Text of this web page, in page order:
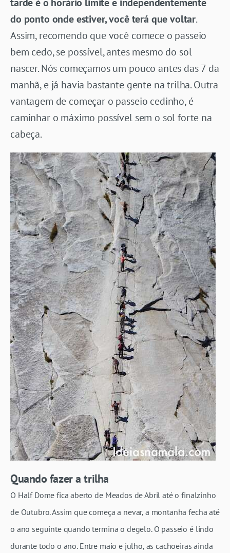
do ponto onde estiver, você terá que voltar.
Assim, recomendo que você comece o passeio
bem cedo, se possível, antes mesmo do sol
nascer. Nós começamos um pouco antes das 7 da
manhã, e já havia bastante gente na trilha. Outra
vantagem de começar o passeio cedinho, é
caminhar o máximo possível sem o sol forte na
cabeça.
Quando fazer a trilha
O Half Dome fica aberto de Meados de Abril até o finalzinho
de Outubro. Assim que começa a nevar, a montanha fecha até
o ano seguinte quando termina o degelo. O passeio é lindo
durante todo o ano. Entre maio e julho, as cachoeiras ainda